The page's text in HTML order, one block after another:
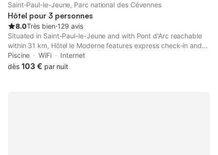
Saint-Paul-le-Jeune, Parc national des Cévennes
Hôtel pour 3 personnes
8.0Très bien⋅129 avis
Situated in Saint-Paul-le-Jeune and with Pont d'Arc reachable
within 31 km, Hôtel le Moderne features express check-in and
check-out, non-smoking rooms, a garden, free WiFi throughout
the property and a shared lounge.
Piscine WiFi
Internet
dès 103 € par nuit